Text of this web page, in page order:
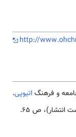
http://
اتیوپی.
انتشار)، ص 65.